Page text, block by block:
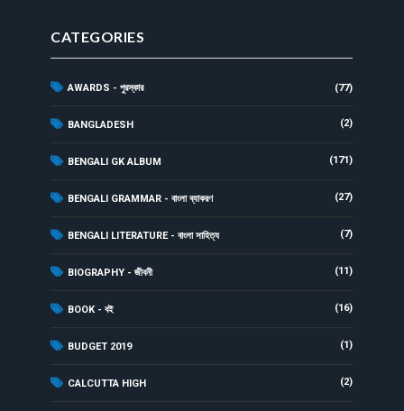
CATEGORIES
AWARDS - পুরস্কার (77)
BANGLADESH (2)
BENGALI GK ALBUM (171)
BENGALI GRAMMAR - বাংলা ব্যাকরণ (27)
BENGALI LITERATURE - বাংলা সাহিত্য (7)
BIOGRAPHY - জীবনী (11)
BOOK - বই (16)
BUDGET 2019 (1)
CALCUTTA HIGH (2)